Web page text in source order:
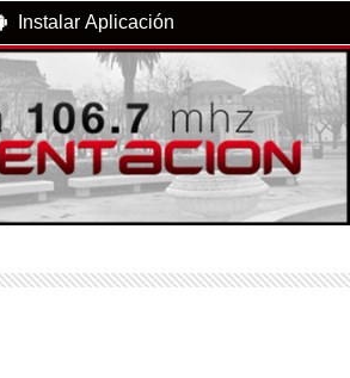
Instalar Aplicación